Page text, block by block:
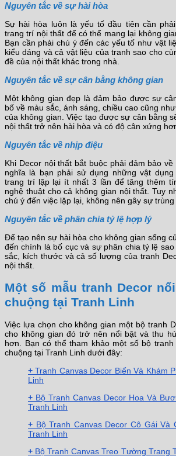
Nguyên tắc về sự hài hòa
Sự hài hòa luôn là yếu tố đầu tiên cần
trang trí nội thất để có thể mang lại không
Bạn cần phải chú ý đến các yếu tố như vật
kiểu dáng và cả vật liệu của tranh sao cho
đề của nội thất khác trong nhà.
Nguyên tắc về sự cân bằng không gian
Một không gian đẹp là đảm bảo được sự
bố về màu sắc, ánh sáng, chiều cao cũng
của không gian. Việc tạo được sự cân bằng
nội thất trở nên hài hòa và có độ cân xứng
Nguyên tắc về nhịp điệu
Khi Decor nội thất bắt buộc phải đảm bảo
nghĩa là bạn phải sử dụng những vật
trang trí lặp lại ít nhất 3 lần để tăng thêm
nghệ thuật cho cả không gian nội thất. Tuy
chú ý đến việc lặp lại, không nên gây sự trùng
Nguyên tắc về phân chia tỷ lệ hợp lý
Để tạo nên sự hài hòa cho không gian sống
đến chính là bố cục và sự phân chia tỷ lệ
sắc, kích thước và cả số lượng của tranh
nội thất.
Một số mẫu tranh Decor
chuộng tại Tranh Linh
Việc lựa chọn cho không gian một bộ tranh
cho không gian đó trở nên nổi bật và thu
hơn. Bạn có thể tham khảo một số bộ
chuộng tại Tranh Linh dưới đây:
+ Tranh Canvas Decor Biển Và Khám
Linh
+ Bộ Tranh Canvas Decor Hoa Và
Tranh Linh
+ Bộ Tranh Canvas Decor Cô Gái Và
Tranh Linh
+ Bộ Tranh Canvas Treo Tường Trang